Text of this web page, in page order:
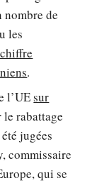
nombre de
les
.
l’UEsur
rabattage
jugées
commissaire
qui se